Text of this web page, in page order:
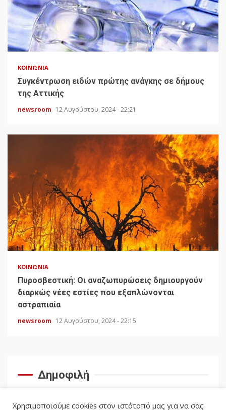
ΚΟΙΝΩΝΊΑ
Συγκέντρωση ειδών πρώτης ανάγκης σε δήμους
της Αττικής
newsroom 12 Αυγούστου, 2024 - 22:21
ΚΟΙΝΩΝΊΑ
Πυροσβεστική: Οι αναζωπυρώσεις δημιουργούν
διαρκώς νέες εστίες που εξαπλώνονται
αστραπιαία
newsroom 12 Αυγούστου, 2024 - 22:15
Δημοφιλή
Χρησιμοποιούμε cookies στον ιστότοπό μας για να σας